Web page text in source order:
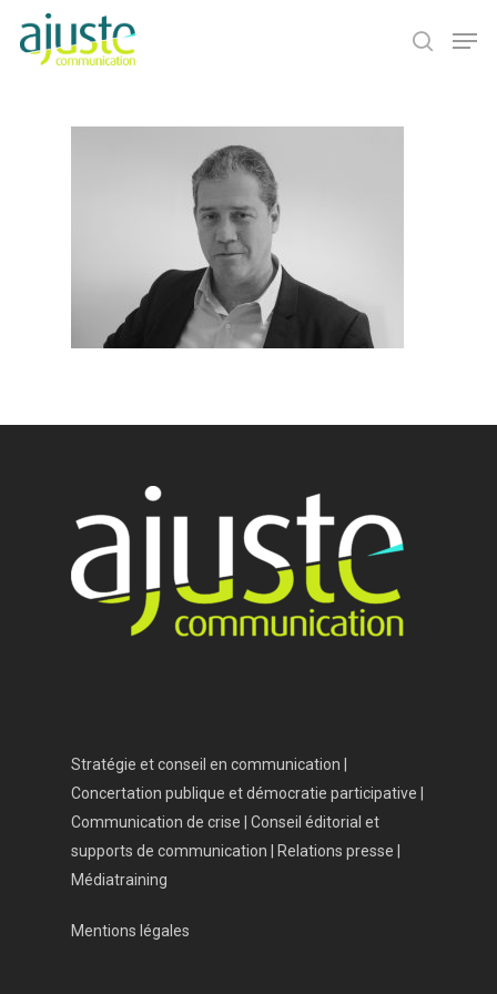
Stratégie et conseil en communication |
Concertation publique et démocratie participative |
Communication de crise | Conseil éditorial et
supports de communication | Relations presse |
Médiatraining
Mentions légales
Accueil
Vos besoins
Nous connaître
Salle de presse
Contact